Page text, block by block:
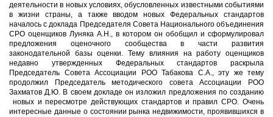
деятельности в новых условиях, обусловленных известными событиями
в жизни страны, а также вводом новых Федеральных стандартов
началось с доклада Председателя Совета Национального объединения
СРО оценщиков Луняка А.Н., в котором он обобщил и сформулировал
предложения оценочного сообщества в части развития
законодательной базы оценки. Тему влияния на работу оценщиков
недавно утвержденных Федеральных стандартов раскрыла
Председатель Совета Ассоциации РОО Табакова С.А., эту же тему
продолжил Председатель методического совета Ассоциации РОО
Захматов Д.Ю. В своем докладе он изложил предложения по созданию
новых и пересмотре действующих стандартов и правил СРО. Очень
интересные данные о состоянии рынка недвижимости, проявившихся в